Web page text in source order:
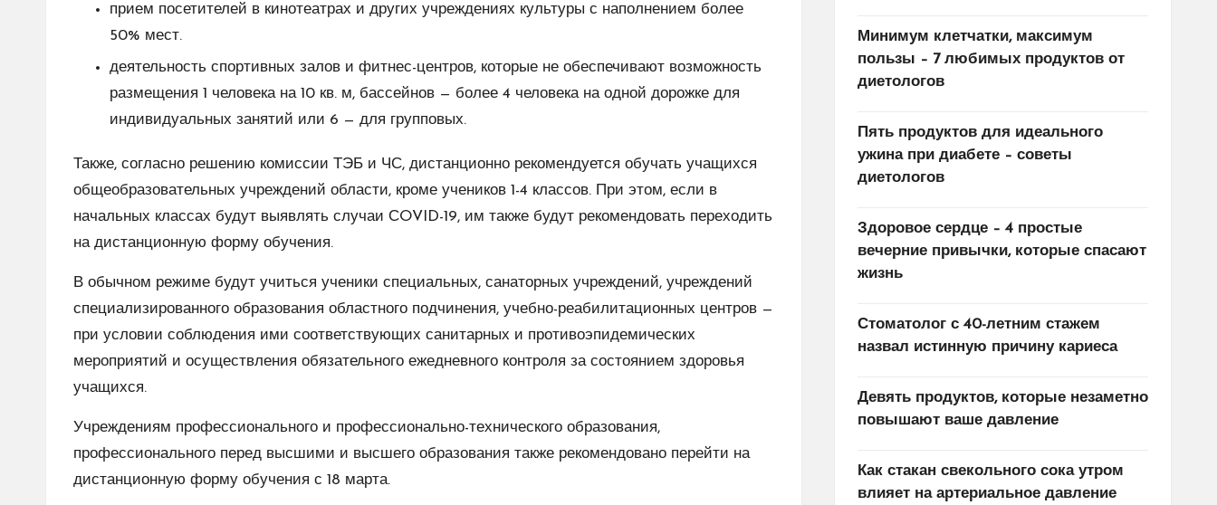
прием посетителей в кинотеатрах и других учреждениях культуры с наполнением более
50% мест.
деятельность спортивных залов и фитнес-центров, которые не обеспечивают возможность
размещения 1 человека на 10 кв. м, бассейнов — более 4 человека на одной дорожке для
индивидуальных занятий или 6 — для групповых.
Также, согласно решению комиссии ТЭБ и ЧС, дистанционно рекомендуется обучать учащихся
общеобразовательных учреждений области, кроме учеников 1-4 классов. При этом, если в
начальных классах будут выявлять случаи СOVID-19, им также будут рекомендовать переходить
на дистанционную форму обучения.
В обычном режиме будут учиться ученики специальных, санаторных учреждений, учреждений
специализированного образования областного подчинения, учебно-реабилитационных центров —
при условии соблюдения ими соответствующих санитарных и противоэпидемических
мероприятий и осуществления обязательного ежедневного контроля за состоянием здоровья
учащихся.
Учреждениям профессионального и профессионально-технического образования,
профессионального перед высшими и высшего образования также рекомендовано перейти на
дистанционную форму обучения с 18 марта.
Минимум клетчатки, максимум
пользы – 7 любимых продуктов от
диетологов
Пять продуктов для идеального
ужина при диабете – советы
диетологов
Здоровое сердце – 4 простые
вечерние привычки, которые спасают
жизнь
Стоматолог с 40-летним стажем
назвал истинную причину кариеса
Девять продуктов, которые незаметно
повышают ваше давление
Как стакан свекольного сока утром
влияет на артериальное давление